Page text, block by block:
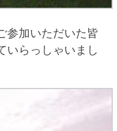
参加いただいた皆
いらっしゃいまし